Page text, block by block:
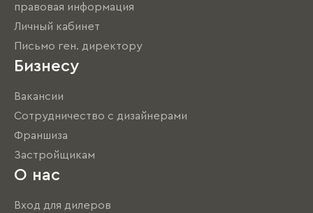
правовая информация
Личный кабинет
Письмо ген. директору
Бизнесу
Вакансии
Сотрудничество с дизайнерами
Франшиза
Застройщикам
О нас
Вход для дилеров